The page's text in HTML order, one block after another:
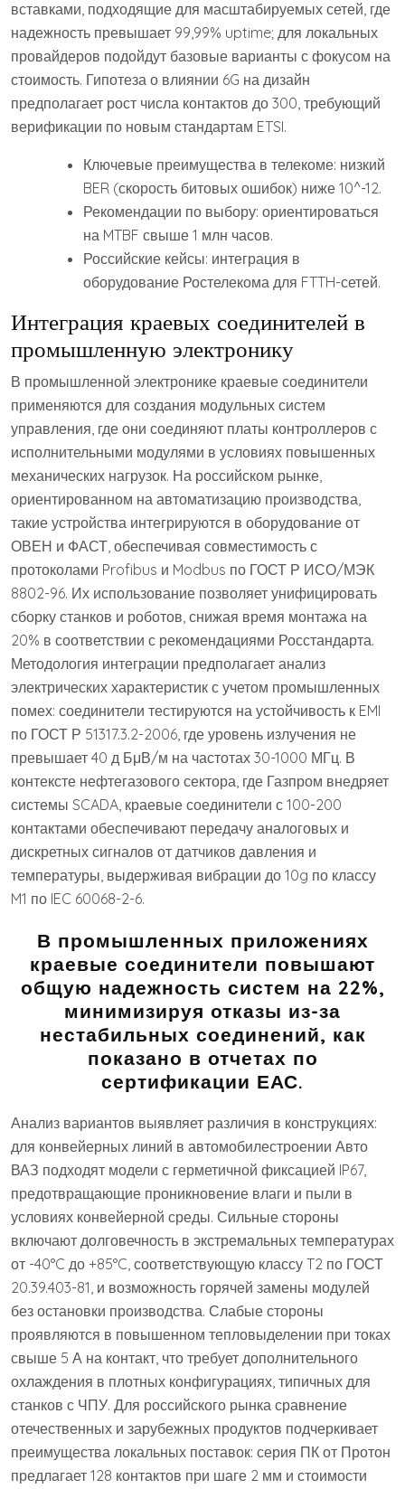
вставками, подходящие для масштабируемых сетей, где
надежность превышает 99,99% uptime; для локальных
провайдеров подойдут базовые варианты с фокусом на
стоимость. Гипотеза о влиянии 6G на дизайн
предполагает рост числа контактов до 300, требующий
верификации по новым стандартам ETSI.
Ключевые преимущества в телекоме: низкий
BER (скорость битовых ошибок) ниже 10^-12.
Рекомендации по выбору: ориентироваться
на MTBF свыше 1 млн часов.
Российские кейсы: интеграция в
оборудование Ростелекома для FTTH-сетей.
Интеграция краевых соединителей в
промышленную электронику
В промышленной электронике краевые соединители
применяются для создания модульных систем
управления, где они соединяют платы контроллеров с
исполнительными модулями в условиях повышенных
механических нагрузок. На российском рынке,
ориентированном на автоматизацию производства,
такие устройства интегрируются в оборудование от
ОВЕН и ФАСТ, обеспечивая совместимость с
протоколами Profibus и Modbus по ГОСТ Р ИСО/МЭК
8802-96. Их использование позволяет унифицировать
сборку станков и роботов, снижая время монтажа на
20% в соответствии с рекомендациями Росстандарта.
Методология интеграции предполагает анализ
электрических характеристик с учетом промышленных
помех: соединители тестируются на устойчивость к EMI
по ГОСТ Р 51317.3.2-2006, где уровень излучения не
превышает 40 д БμВ/м на частотах 30-1000 МГц. В
контексте нефтегазового сектора, где Газпром внедряет
системы SCADA, краевые соединители с 100-200
контактами обеспечивают передачу аналоговых и
дискретных сигналов от датчиков давления и
температуры, выдерживая вибрации до 10g по классу
M1 по IEC 60068-2-6.
В промышленных приложениях
краевые соединители повышают
общую надежность систем на 22%,
минимизируя отказы из-за
нестабильных соединений, как
показано в отчетах по
сертификации ЕАС.
Анализ вариантов выявляет различия в конструкциях:
для конвейерных линий в автомобилестроении Авто
ВАЗ подходят модели с герметичной фиксацией IP67,
предотвращающие проникновение влаги и пыли в
условиях конвейерной среды. Сильные стороны
включают долговечность в экстремальных температурах
от -40°C до +85°C, соответствующую классу T2 по ГОСТ
20.39.403-81, и возможность горячей замены модулей
без остановки производства. Слабые стороны
проявляются в повышенном тепловыделении при токах
свыше 5 А на контакт, что требует дополнительного
охлаждения в плотных конфигурациях, типичных для
станков с ЧПУ. Для российского рынка сравнение
отечественных и зарубежных продуктов подчеркивает
преимущества локальных поставок: серия ПК от Протон
предлагает 128 контактов при шаге 2 мм и стоимости